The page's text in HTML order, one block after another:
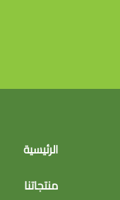
الرئيسية
منتجاتنا